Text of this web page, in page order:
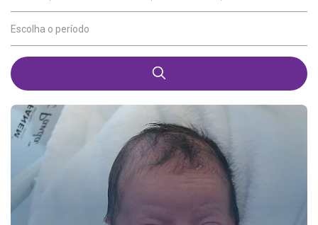
Escolha o período